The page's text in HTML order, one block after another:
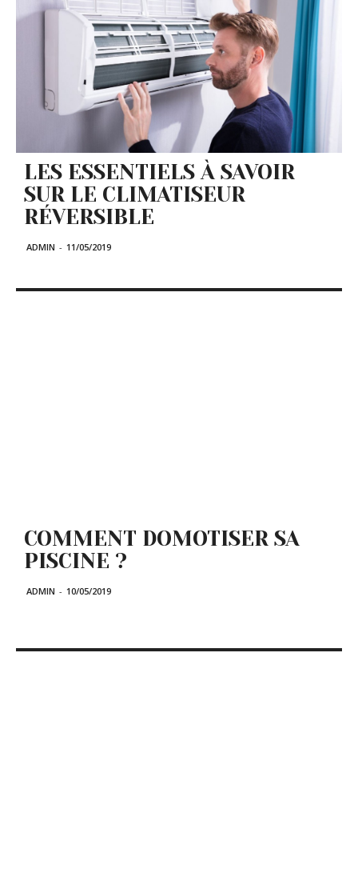
LES ESSENTIELS À SAVOIR
SUR LE CLIMATISEUR
RÉVERSIBLE
ADMIN - 11/05/2019
COMMENT DOMOTISER SA
PISCINE ?
ADMIN - 10/05/2019